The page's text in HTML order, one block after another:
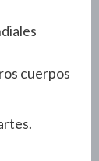
cuerpos